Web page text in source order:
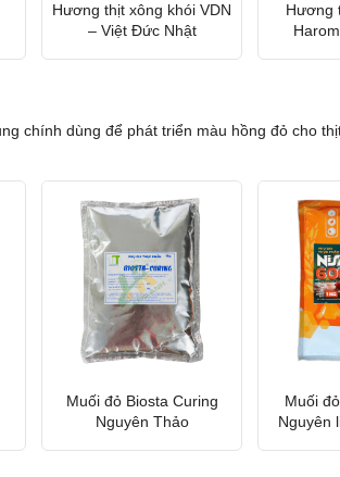
Hương thịt xông khói VDN
– Việt Đức Nhật
Hương
chính dùng để phát triển màu hồng đỏ cho
Muối đỏ Biosta Curing
Nguyên Thảo
Muối
Nguyên